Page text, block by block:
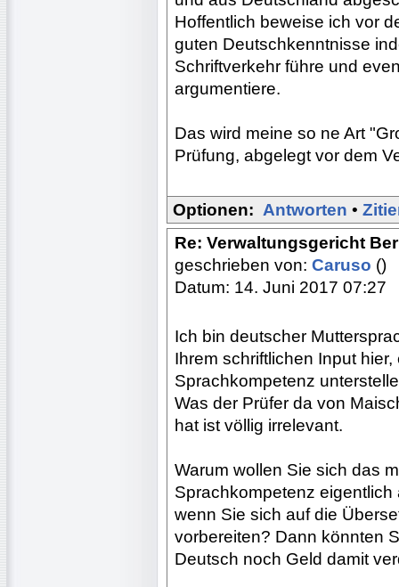
Hoffentlich beweise ich vor
guten Deutschkenntnisse
Schriftverkehr führe und
argumentiere.
Das wird meine so ne Art
Prüfung, abgelegt vor dem
Optionen: Antworten •
Re: Verwaltungsgericht
geschrieben von: Caruso ()
Datum: 14. Juni 2017 07:27
Ich bin deutscher
Ihrem schriftlichen Input
Sprachkompetenz
Was der Prüfer da von
hat ist völlig irrelevant.
Warum wollen Sie sich das
Sprachkompetenz
wenn Sie sich auf die
vorbereiten? Dann könnten
Deutsch noch Geld damit